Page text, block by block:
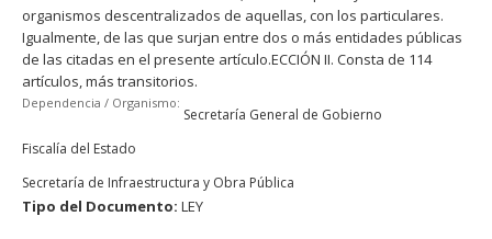
organismos descentralizados de aquellas, con los particulares.
Igualmente, de las que surjan entre dos o más entidades públicas
de las citadas en el presente artículo.ECCIÓN II. Consta de 114
artículos, más transitorios.
Dependencia / Organismo:
Secretaría General de Gobierno
Fiscalía del Estado
Secretaría de Infraestructura y Obra Pública
Tipo del Documento: LEY